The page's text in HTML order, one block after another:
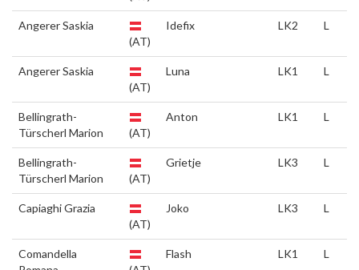
Angerer Saskia
(AT)
Idefix LK2 L
Angerer Saskia
(AT)
Luna LK1 L
Bellingrath-
Türscherl Marion
(AT)
Anton LK1 L
Bellingrath-
Türscherl Marion
(AT)
Grietje LK3 L
Capiaghi Grazia
(AT)
Joko LK3 L
Comandella
Flash LK1 L